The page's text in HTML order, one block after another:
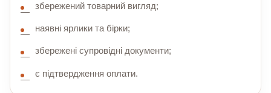
збережений товарний вигляд;
наявні ярлики та бірки;
збережені супровідні документи;
є підтвердження оплати.